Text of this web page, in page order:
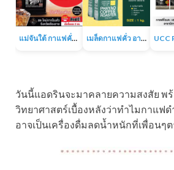
แม่จันใต้ กาแฟคั่ว หอม เข้ม เมล็ดกาแฟคั่ว อาราบิก้า 100% 1KG
วันนี้แอดรินจะมาคลายความสงสัย พร้
วิทยาศาสตร์เบื้องหลังว่าทำไมกาแฟ
อาจเป็นเครื่องดื่มลดน้ำหนักที่เพื่อนๆ